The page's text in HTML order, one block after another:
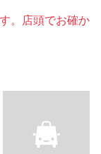
。店頭でお確か